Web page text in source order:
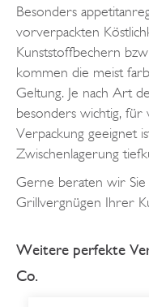
Besonders
vorverpackten
Kunststoffbechern
kommen die meist
Geltung. Je nach Art
besonders wichtig,
Verpackung geeignet
Zwischenlagerung
Gerne beraten wir
Grillvergnügen Ihrer
Weitere perfekte
Co.